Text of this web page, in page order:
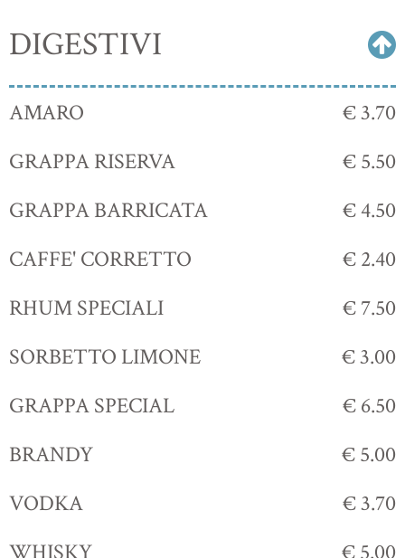
DIGESTIVI
AMARO
€ 3.70
GRAPPA RISERVA
€ 5.50
GRAPPA BARRICATA
€ 4.50
CAFFE' CORRETTO
€ 2.40
RHUM SPECIALI
€ 7.50
SORBETTO LIMONE
€ 3.00
GRAPPA SPECIAL
€ 6.50
BRANDY
€ 5.00
VODKA
€ 3.70
WHISKY
€ 5.00